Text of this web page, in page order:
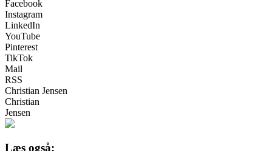
Facebook
Instagram
LinkedIn
YouTube
Pinterest
TikTok
Mail
RSS
Christian Jensen
Christian
Jensen
Læs også: